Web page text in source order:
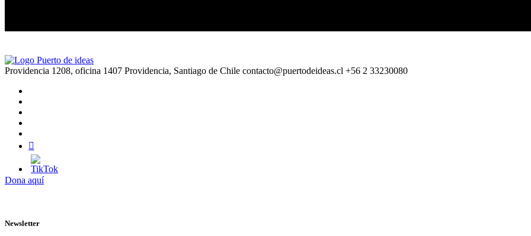
Providencia 1208, oficina 1407 Providencia, Santiago de Chile contacto@puertodeideas.cl +56 2 33230080
Dona aquí
Newsletter